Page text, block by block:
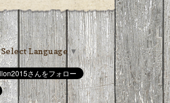
Select Language▼